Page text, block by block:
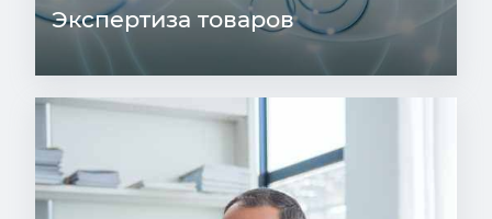
Экспертиза товаров